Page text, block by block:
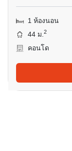
1 ห้องนอน
44 ม.2
คอนโด